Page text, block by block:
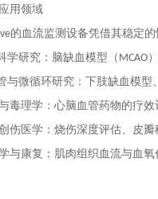
用领域
的血流监测设备凭借其稳定
学研究：脑缺血模型（MCAO
与微循环研究：下肢缺血模型
毒理学：心脑血管药物的疗效
伤医学：烧伤深度评估、皮瓣
与康复：肌肉组织血流与血氧